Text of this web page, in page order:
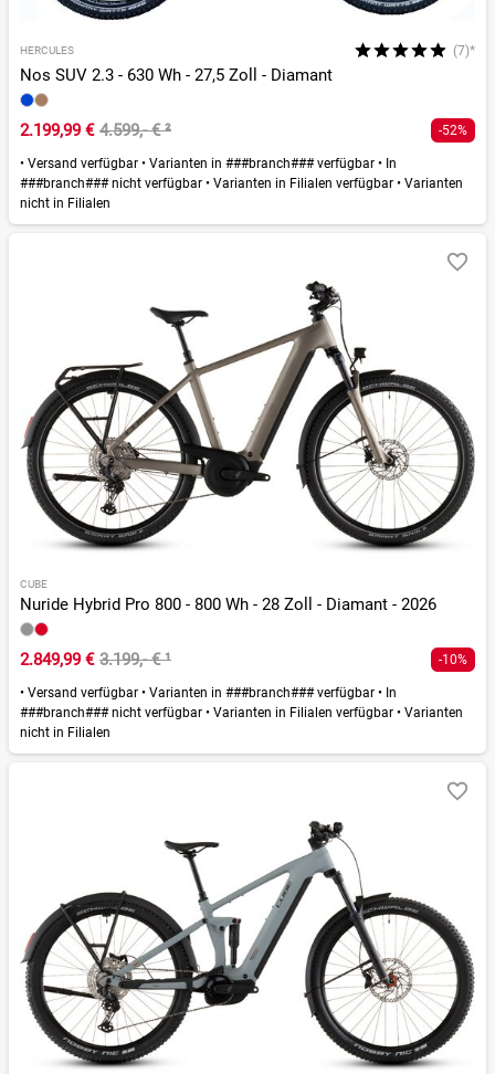
HERCULES (7)*
Nos SUV 2.3 - 630 Wh - 27,5 Zoll - Diamant
2.199,99 € 4.599,- €² -52%
• Versand verfügbar • Varianten in ###branch### verfügbar • In
###branch### nicht verfügbar • Varianten in Filialen verfügbar • Varianten
nicht in Filialen
CUBE
Nuride Hybrid Pro 800 - 800 Wh - 28 Zoll - Diamant - 2026
2.849,99 € 3.199,- €¹ -10%
• Versand verfügbar • Varianten in ###branch### verfügbar • In
###branch### nicht verfügbar • Varianten in Filialen verfügbar • Varianten
nicht in Filialen